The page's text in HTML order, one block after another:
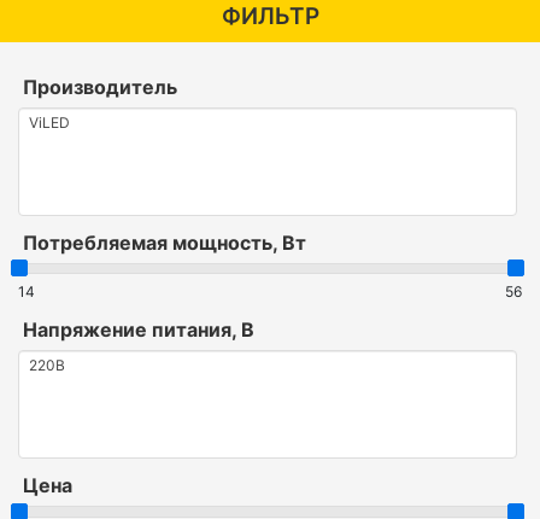
ФИЛЬТР
Производитель
Потребляемая мощность, Вт
14 56
Напряжение питания, В
Цена